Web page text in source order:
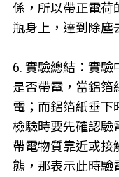
係，所以帶正電荷
瓶身上，達到除塵
6. 實驗總結：實
是否帶電，當鋁箔
電；而鋁箔紙垂下
檢驗時要先確認驗
帶電物質靠近或接
態，那表示此時驗